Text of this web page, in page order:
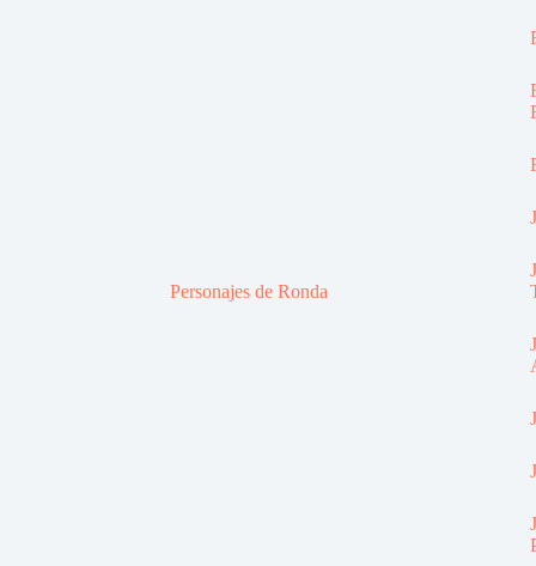
Personajes de Ronda